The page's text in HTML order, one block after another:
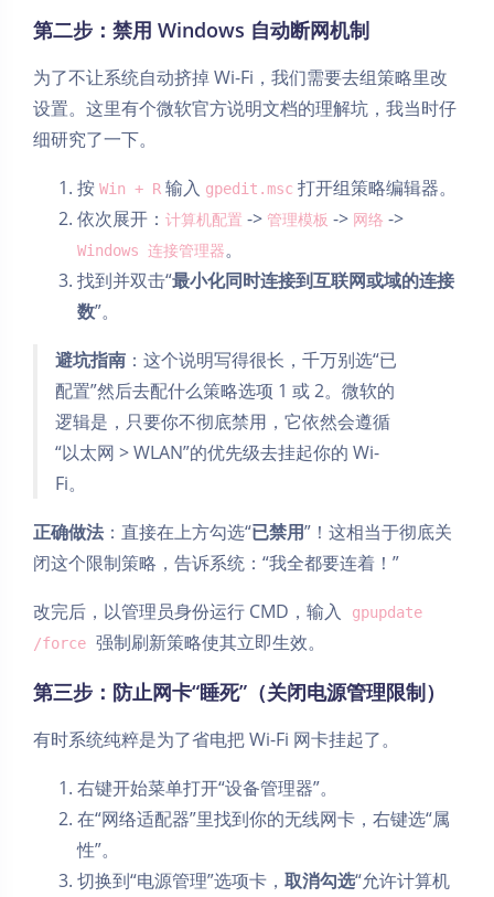
第二步：禁用 Windows 自动断网机制
为了不让系统自动挤掉 Wi-Fi，我们需要去组策略里改
设置。这里有个微软官方说明文档的理解坑，我当时仔
细研究了一下。
按 Win + R 输入 gpedit.msc 打开组策略编辑器。
依次展开： 计算机配置 -> 管理模板 -> 网络 ->
Windows 连接管理器。
找到并双击“最小化同时连接到互联网或域的连接
数”。
避坑指南 ：这个说明写得很长，千万别选“已
配置”然后去配什么策略选项 1 或 2。微软的
逻辑是，只要你不彻底禁用，它依然会遵循
“以太网 > WLAN”的优先级去挂起你的 Wi-
Fi。
正确做法 ：直接在上方勾选“已禁用”！这相当于彻底关
闭这个限制策略，告诉系统：“我全都要连着！”
改完后，以管理员身份运行 CMD，输入
gpupdate
/force 强制刷新策略使其立即生效。
第三步：防止网卡“睡死”（关闭电源管理限制）
有时系统纯粹是为了省电把 Wi-Fi 网卡挂起了。
右键开始菜单打开“设备管理器”。
在“网络适配器”里找到你的无线网卡，右键选“属
性”。
切换到“电源管理”选项卡， 取消勾选“允许计算机